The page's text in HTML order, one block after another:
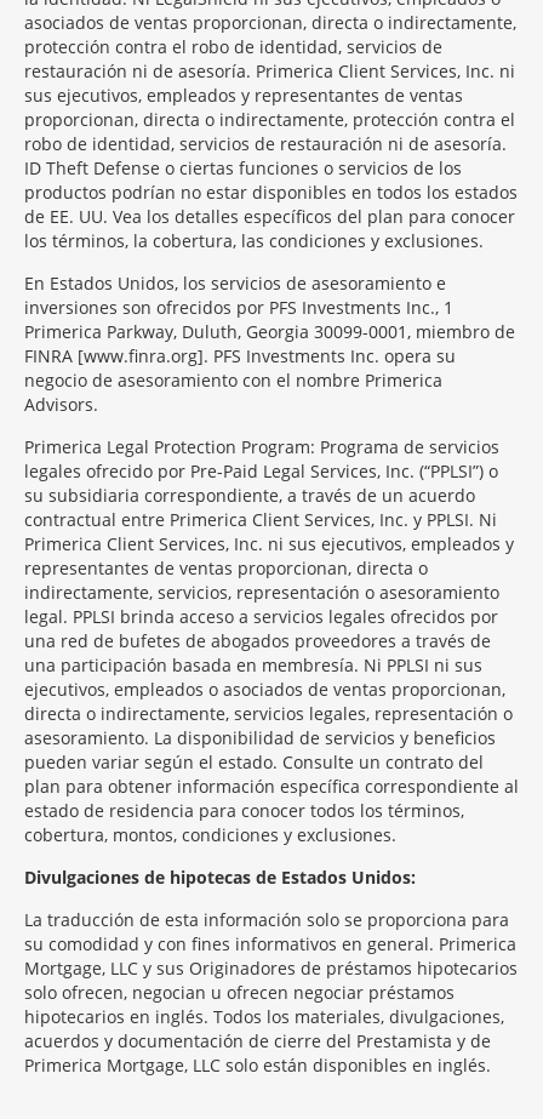
asociados de ventas proporcionan, directa o indirectamente,
protección contra el robo de identidad, servicios de
restauración ni de asesoría. Primerica Client Services, Inc. ni
sus ejecutivos, empleados y representantes de ventas
proporcionan, directa o indirectamente, protección contra el
robo de identidad, servicios de restauración ni de asesoría.
ID Theft Defense o ciertas funciones o servicios de los
productos podrían no estar disponibles en todos los estados
de EE. UU. Vea los detalles específicos del plan para conocer
los términos, la cobertura, las condiciones y exclusiones.
En Estados Unidos, los servicios de asesoramiento e
inversiones son ofrecidos por PFS Investments Inc., 1
Primerica Parkway, Duluth, Georgia 30099-0001, miembro de
FINRA [www.finra.org]. PFS Investments Inc. opera su
negocio de asesoramiento con el nombre Primerica
Advisors.
Primerica Legal Protection Program: Programa de servicios
legales ofrecido por Pre-Paid Legal Services, Inc. (“PPLSI”) o
su subsidiaria correspondiente, a través de un acuerdo
contractual entre Primerica Client Services, Inc. y PPLSI. Ni
Primerica Client Services, Inc. ni sus ejecutivos, empleados y
representantes de ventas proporcionan, directa o
indirectamente, servicios, representación o asesoramiento
legal. PPLSI brinda acceso a servicios legales ofrecidos por
una red de bufetes de abogados proveedores a través de
una participación basada en membresía. Ni PPLSI ni sus
ejecutivos, empleados o asociados de ventas proporcionan,
directa o indirectamente, servicios legales, representación o
asesoramiento. La disponibilidad de servicios y beneficios
pueden variar según el estado. Consulte un contrato del
plan para obtener información específica correspondiente al
estado de residencia para conocer todos los términos,
cobertura, montos, condiciones y exclusiones.
Morgage
Section
Divulgaciones de hipotecas de Estados Unidos:
La traducción de esta información solo se proporciona para
su comodidad y con fines informativos en general. Primerica
Mortgage, LLC y sus Originadores de préstamos hipotecarios
solo ofrecen, negocian u ofrecen negociar préstamos
hipotecarios en inglés. Todos los materiales, divulgaciones,
acuerdos y documentación de cierre del Prestamista y de
Primerica Mortgage, LLC solo están disponibles en inglés.